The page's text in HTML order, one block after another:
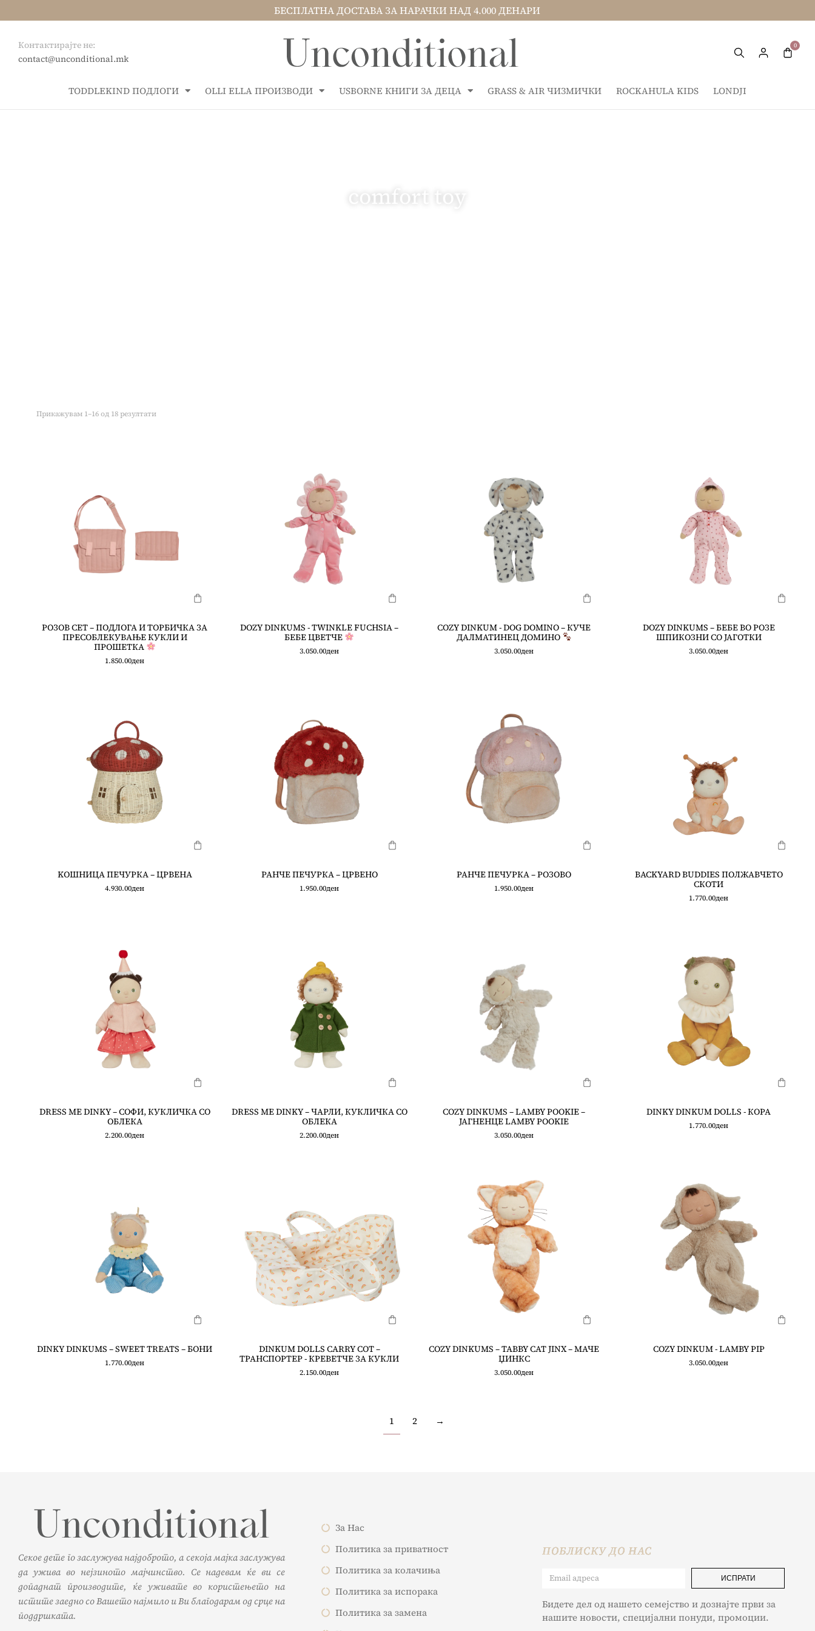
БЕСПЛАТНА ДОСТАВА ЗА НАРАЧКИ НАД 4.000 ДЕНАРИ
Контактирајте не:
contact@unconditional.mk
ТОDDLEKIND ПОДЛОГИ OLLI ELLA ПРОИЗВОДИ USBORNE КНИГИ ЗА ДЕЦА GRASS & AIR ЧИЗМИЧКИ ROCKAHULA KIDS LONDJI
comfort toy
Прикажувам 1–16 од 18 резултати
РОЗОВ СЕТ – ПОДЛОГА И ТОРБИЧКА ЗА
ПРЕСОБЛЕКУВАЊЕ КУКЛИ И
ПРОШЕТКА
1.850.00ден
DOZY DINKUMS - TWINKLE FUCHSIA –
БЕБЕ ЦВЕТЧЕ
3.050.00ден
COZY DINKUM - DOG DOMINO – КУЧЕ
ДАЛМАТИНЕЦ ДОМИНО
3.050.00ден
DOZY DINKUMS – БЕБЕ ВО РОЗЕ
ШПИКОЗНИ СО ЈАГОТКИ
3.050.00ден
KOШНИЦА ПЕЧУРКА – ЦРВЕНА
4.930.00ден
РАНЧЕ ПЕЧУРКА – ЦРВЕНО
1.950.00ден
РАНЧЕ ПЕЧУРКА – РОЗОВО
1.950.00ден
BACKYARD BUDDIES ПОЛЖАВЧЕТО
СКОТИ
1.770.00ден
DRESS ME DINKY – СОФИ, КУКЛИЧКА СО
ОБЛЕКА
2.200.00ден
DRESS ME DINKY – ЧАРЛИ, КУКЛИЧКА СО
ОБЛЕКА
2.200.00ден
COZY DINKUMS – LAMBY POOKIE –
ЈАГНЕНЦЕ LAMBY POOKIE
3.050.00ден
DINKY DINKUM DOLLS - КОРА
1.770.00ден
DINKY DINKUMS – SWEET TREATS – БОНИ
1.770.00ден
DINKUM DOLLS CARRY COT –
ТРАНСПОРТЕР - КРЕВЕТЧЕ ЗА КУКЛИ
2.150.00ден
COZY DINKUMS – TABBY CAT JINX – МАЧЕ
ЏИНКС
3.050.00ден
COZY DINKUM - LAMBY PIP
3.050.00ден
1 2 →
Секое дете го заслужува најдоброто, а секоја мајка заслужува
да ужива во нејзиното мајчинство. Се надевам ќе ви се
допаднат производите, ќе уживате во користењето на
истите заедно со Вашето најмило и Ви благодарам од срце на
поддршката.
За Нас
Политика за приватност
Политика за колачиња
Политика за испорака
Политика за замена
ПОБЛИСКУ ДО НАС
ИСПРАТИ
Бидете дел од нашето семејство и дознајте први за
нашите новости, специјални понуди, промоции.